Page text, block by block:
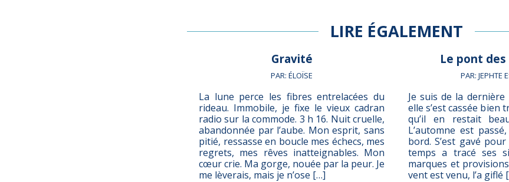
LIRE ÉGALEMENT
Gravité
PAR: ÉLOÏSE
La lune perce les fibres entrelacées du
rideau. Immobile, je fixe le vieux cadran
radio sur la commode. 3 h 16. Nuit cruelle,
abandonnée par l’aube. Mon esprit, sans
pitié, ressasse en boucle mes échecs, mes
regrets, mes rêves inatteignables. Mon
cœur crie. Ma gorge, nouée par la peur. Je
me lèverais, mais je n’ose […]
Le pont
PAR: JEPHTE
Je suis de la dernière
elle s’est cassée bien
qu’il en restait
L’automne est
bord. S’est gavé
temps a tracé ses
marques et
vent est venu, l’a giflé